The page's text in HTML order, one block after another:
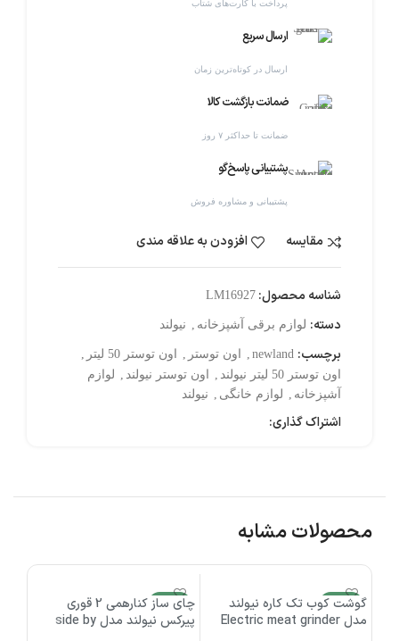
پرداخت با کارت‌های شتاب
ارسال سریع
ارسال در کوتاه‌ترین زمان
ضمانت بازگشت کالا
ضمانت تا حداکثر ۷ روز
پشتیبانی پاسخ‌گو
پشتیبانی و مشاوره فروش
مقایسه افزودن به علاقه مندی
شناسه محصول: LM16927
دسته: لوازم برقی آشپزخانه نیولند
برچسب: newland اون توستر اون توستر 50 لیتر
اون توستر 50 لیتر نیولند
اون توستر نیولند
لوازم
آشپزخانه
لوازم خانگی نیولند
اشتراک گذاری:
محصولات مشابه
-13%
اتمام موجودی
گوشت کوب تک کاره نیولند
مدل Electric meat grinder
-14%
اتمام موجودی
چای ساز کنارهمی 2 قوری
پیرکس نیولند مدل side by